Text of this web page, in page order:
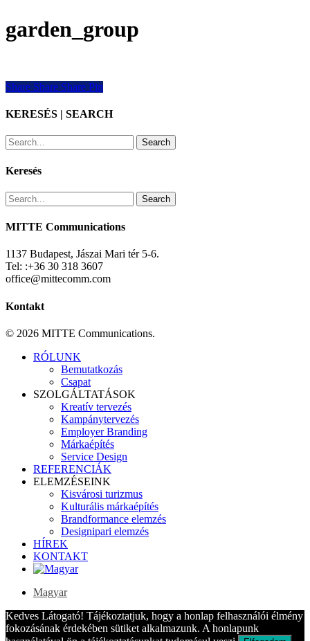
garden_group
Share
Share Share Share Pin
KERESÉS | SEARCH
Search
Keresés
Search
MITTE Communications
1137 Budapest, Jászai Mari tér 5-6.
Tel: :+36 30 318 3607
office@mittecomm.com
Kontakt
© 2026 MITTE Communications.
Close
RÓLUNK
Bemutatkozás
Csapat
SZOLGÁLTATÁSOK
Kreatív tervezés
Kampánytervezés
Employer Branding
Márkaépítés
Service Design
REFERENCIÁK
ELEMZÉSEINK
Kisvárosi turizmus
Kulturális márkaépítés
Brandformance elemzés
Designipari elemzés
HÍREK
KONTAKT
Magyar
Kedves Látogató! Tájékoztatjuk, hogy a honlap felhasználói élmény
fokozásának érdekében sütiket alkalmazunk. A honlapunk